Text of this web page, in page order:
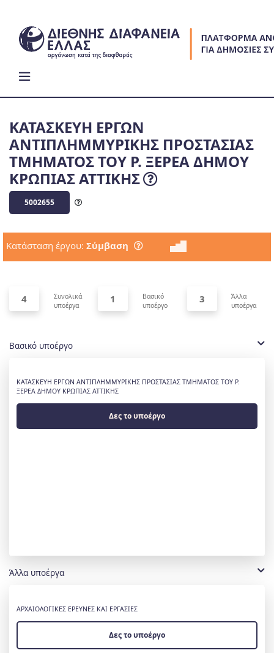
content
ΚΑΤΑΣΚΕΥΗ ΕΡΓΩΝ
ΑΝΤΙΠΛΗΜΜΥΡΙΚΗΣ ΠΡΟΣΤΑΣΙΑΣ
ΤΜΗΜΑΤΟΣ ΤΟΥ Ρ. ΞΕΡΕΑ ΔΗΜΟΥ
ΚΡΩΠΙΑΣ ΑΤΤΙΚΗΣ
5002655
Κατάσταση έργου: Σύμβαση
4
Συνολικά
υποέργα
1
Βασικό
υποέργο
3
Άλλα
υποέργα
Βασικό υποέργο
ΚΑΤΑΣΚΕΥΗ ΕΡΓΩΝ ΑΝΤΙΠΛΗΜΜΥΡΙΚΗΣ ΠΡΟΣΤΑΣΙΑΣ ΤΜΗΜΑΤΟΣ ΤΟΥ Ρ.
ΞΕΡΕΑ ΔΗΜΟΥ ΚΡΩΠΙΑΣ ΑΤΤΙΚΗΣ
Δες το υποέργο
Άλλα υποέργα
ΑΡΧΑΙΟΛΟΓΙΚΕΣ ΕΡΕΥΝΕΣ ΚΑΙ ΕΡΓΑΣΙΕΣ
Δες το υποέργο